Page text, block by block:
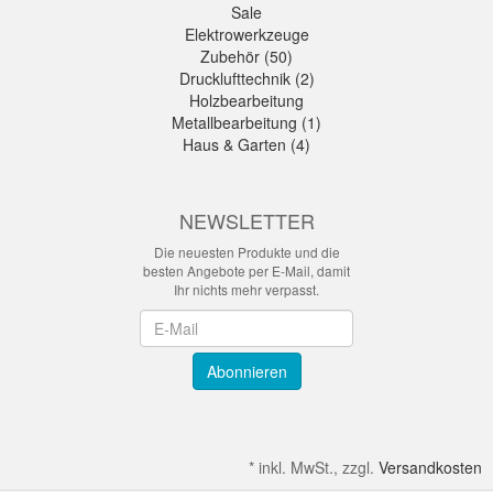
Sale
Elektrowerkzeuge
Zubehör (50)
Drucklufttechnik (2)
Holzbearbeitung
Metallbearbeitung (1)
Haus & Garten (4)
NEWSLETTER
Die neuesten Produkte und die
besten Angebote per E-Mail, damit
Ihr nichts mehr verpasst.
Abonnieren
* inkl. MwSt., zzgl. Versandkosten